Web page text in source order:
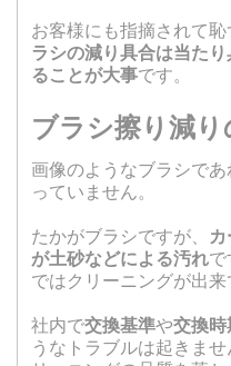
お客様にも指摘されて恥
ラシの減り具合は当た
ることが大事です。
ブラシ擦り減り
画像のようなブラシで
っていません。
たかがブラシですが、
が土砂などによる汚れ
ではクリーニングが出来
社内で交換基準や交換時
うなトラブルは起きま